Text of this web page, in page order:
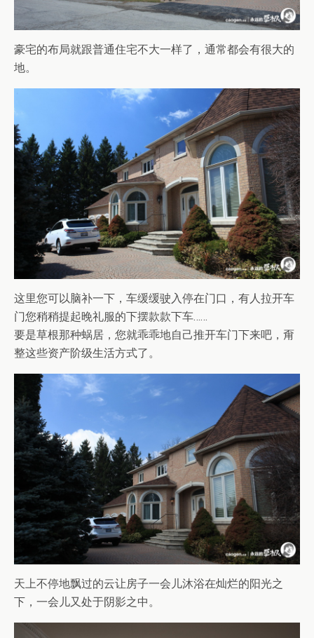
豪宅的布局就跟普通住宅不大一样了，通常都会有很大的
地。
这里您可以脑补一下，车缓缓驶入停在门口，有人拉开车
门您稍稍提起晚礼服的下摆款款下车……
要是草根那种蜗居，您就乖乖地自己推开车门下来吧，甭
整这些资产阶级生活方式了。
天上不停地飘过的云让房子一会儿沐浴在灿烂的阳光之
下，一会儿又处于阴影之中。